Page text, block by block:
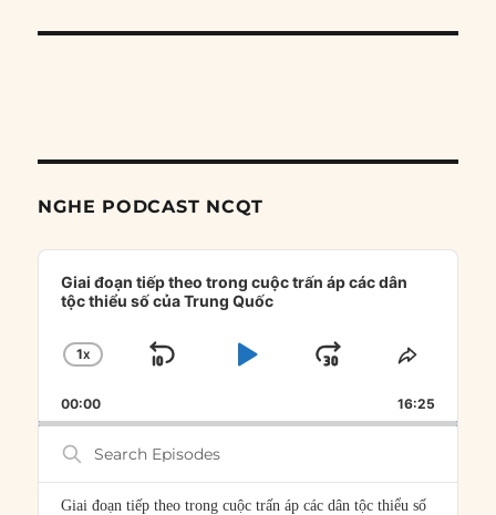
NGHE PODCAST NCQT
Audio
Player
Giai đoạn tiếp theo trong cuộc trấn áp các dân
tộc thiểu số của Trung Quốc
CHANGE
RATE
1X
SKIP
PLAYJUMP
FORWARD
SHARE
00:00 16:25
Search
Episodes
Giai đoạn tiếp theo trong cuộc trấn áp các dân tộc thiểu số